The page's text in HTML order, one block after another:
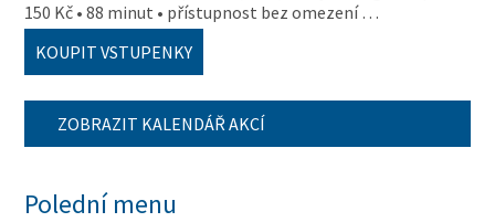
150 Kč • 88 minut • přístupnost bez omezení …
KOUPIT VSTUPENKY
ZOBRAZIT KALENDÁŘ AKCÍ
Polední menu